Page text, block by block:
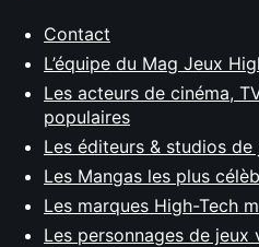
Contact
L’équipe du Mag Jeux
Les acteurs de cinéma,
populaires
Les éditeurs & studios
Les Mangas les plus
Les marques High-Tech
Les personnages de